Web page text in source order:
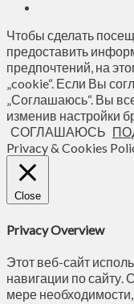
Чтобы сделать
предоставить
предпочтений, на
„cookie“. Если Вы
„Соглашаюсь“. Вы
изменив настройки
СОГЛАШАЮСЬ
Privacy & Cookies
Close
Privacy Overview
Этот веб-сайт
навигации по
мере